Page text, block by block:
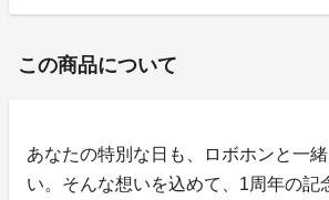
この商品について
あなたの特別な日も、ロボホンと一
い。そんな想いを込めて、1周年の記